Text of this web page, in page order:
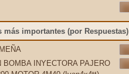
más importantes (por Respuestas)
BOMBA INYECTORA PAJERO